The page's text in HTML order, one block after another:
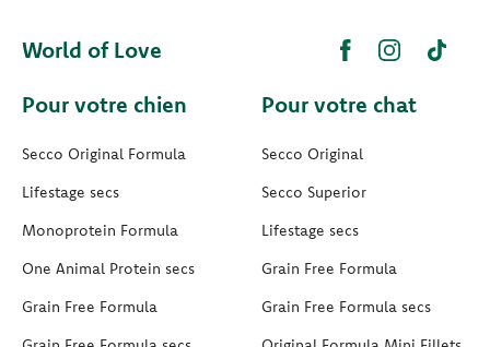
World of Love
Pour votre chien
Secco Original Formula
Lifestage secs
Monoprotein Formula
One Animal Protein secs
Grain Free Formula
Pour votre chat
Secco Original
Secco Superior
Lifestage secs
Grain Free Formula
Grain Free Formula secs